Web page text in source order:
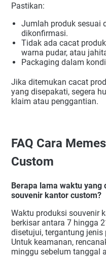
Pastikan:
Jumlah produk sesuai
dikonfirmasi.
Tidak ada cacat
warna pudar, atau
Packaging dalam
Jika ditemukan cacat
yang disepakati, segera
klaim atau penggantian.
FAQ Cara
Custom
Berapa lama waktu
souvenir kantor custom?
Waktu produksi souvenir
berkisar antara 7 hingga
disetujui, tergantung
Untuk keamanan,
minggu sebelum tanggal